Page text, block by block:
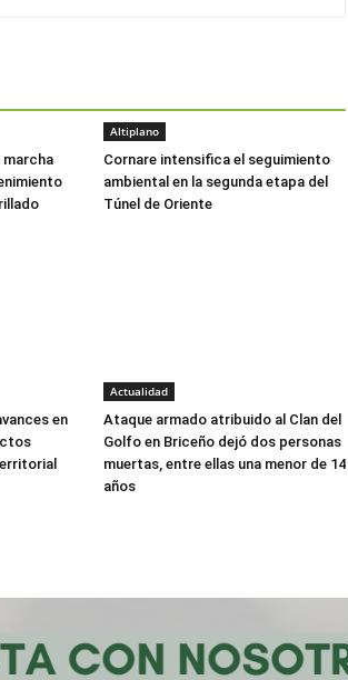
marcha
Altiplano
Cornare intensifica el seguimiento
ambiental en la segunda etapa del
Túnel de Oriente
en
Actualidad
Ataque armado atribuido al Clan del
Golfo en Briceño dejó dos personas
muertas, entre ellas una menor de 14
años